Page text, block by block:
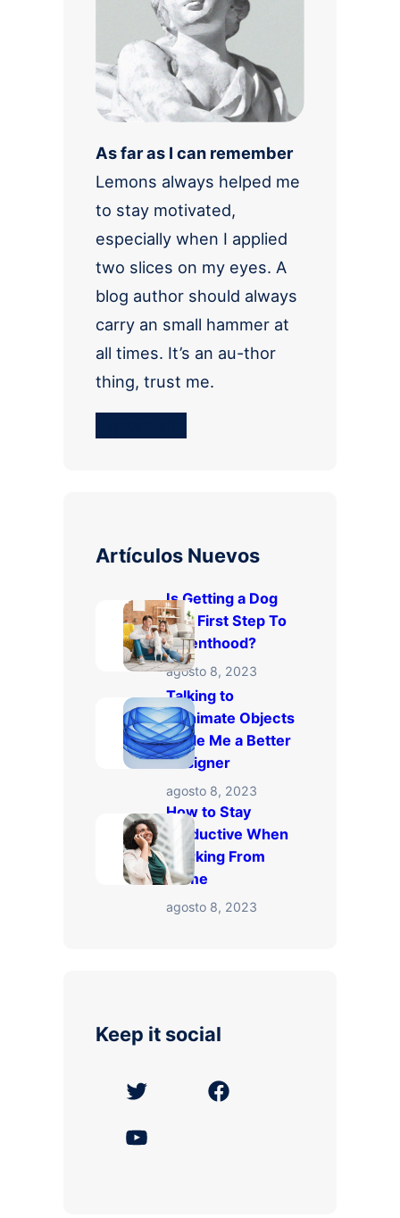
As far as I can remember
Lemons always helped me
to stay motivated,
especially when I applied
two slices on my eyes. A
blog author should always
carry an small hammer at
all times. It’s an au-thor
thing, trust me.
Artículos Nuevos
Is Getting a Dog
The First Step To
Parenthood?
agosto 8, 2023
Talking to
Inanimate Objects
Made Me a Better
Designer
agosto 8, 2023
How to Stay
Productive When
Working From
Home
agosto 8, 2023
Keep it social
T
w
i
F
Y